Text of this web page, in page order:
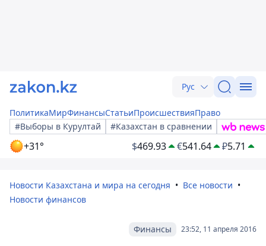
Рус
ПолитикаМирФинансыСтатьиПроисшествияПраво
#Выборы в Курултай
#Казахстан в сравнении
+31° $469.93 €541.64 ₽5.71
Новости Казахстана и мира на сегодня
Все новости
Новости финансов
23:52, 11 апреля 2016
Финансы